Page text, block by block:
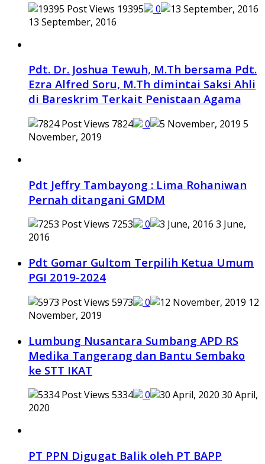
19395
0
13 September, 2016
Pdt. Dr. Joshua Tewuh, M.Th bersama Pdt.
Ezra Alfred Soru, M.Th dimintai Saksi Ahli
di Bareskrim Terkait Penistaan Agama
7824 0
5
November, 2019
Pdt Jeffry Tambayong : Lima Rohaniwan
Pernah ditangani GMDM
7253 0
3 June,
2016
Pdt Gomar Gultom Terpilih Ketua Umum
PGI 2019-2024
5973 0
12
November, 2019
Lumbung Nusantara Sumbang APD RS
Medika Tangerang dan Bantu Sembako
ke STT IKAT
5334 0
30 April,
2020
PT PPN Digugat Balik oleh PT BAPP